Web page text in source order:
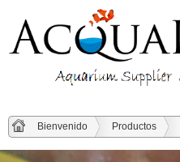
Bienvenido Productos